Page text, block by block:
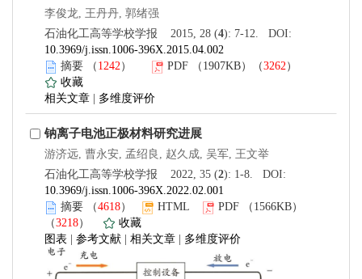
李俊龙, 王丹丹, 郭绪强
石油化工高等学校学报 2015, 28 (4): 7-12. DOI:
10.3969/j.issn.1006-396X.2015.04.002
摘要 （ 1242 ） PDF （1907KB）（3262 ）
收藏
相关文章
多维度评价
钠离子电池正极材料研究进展
游济远, 曹永安, 孟绍良, 赵久成, 吴军, 王文举
石油化工高等学校学报 2022, 35 (2): 1-8. DOI:
10.3969/j.issn.1006-396X.2022.02.001
摘要 （4618） HTML PDF （1566KB）
（3218）
收藏
图表
参考文献 相关文章 多维度评价